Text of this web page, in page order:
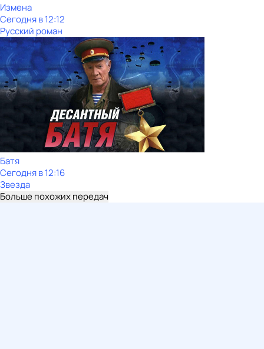
Измена
Сегодня в 12:12
Русский роман
Батя
Сегодня в 12:16
Звезда
Больше похожих передач